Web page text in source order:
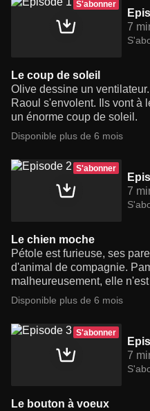
S'abonner
7
Le coup de soleil
Olive dessine un
Raoul s'envolent. Ils vont à
un énorme coup de soleil.
Disponible plus de 6 mois
S'abonner
7
Le chien moche
Pétole est furieuse, ses
d'animal de compagnie.
malheureusement, elle
Disponible plus de 6 mois
S'abonner
7
Le bouton à voeux